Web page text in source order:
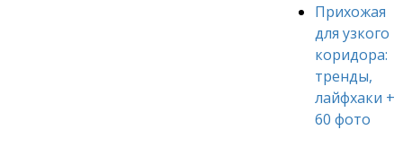
Прихожая
для узкого
коридора:
тренды,
лайфхаки +
60 фото